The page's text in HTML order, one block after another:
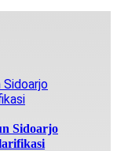
Sidoarjo